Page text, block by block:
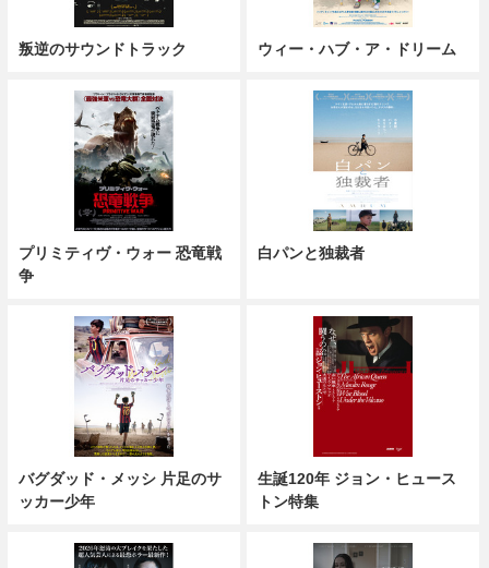
叛逆のサウンドトラック ウィー・ハブ・ア・ドリーム
プリミティヴ・ウォー 恐竜戦
争
白パンと独裁者
バグダッド・メッシ 片足のサ
ッカー少年
生誕120年 ジョン・ヒュース
トン特集